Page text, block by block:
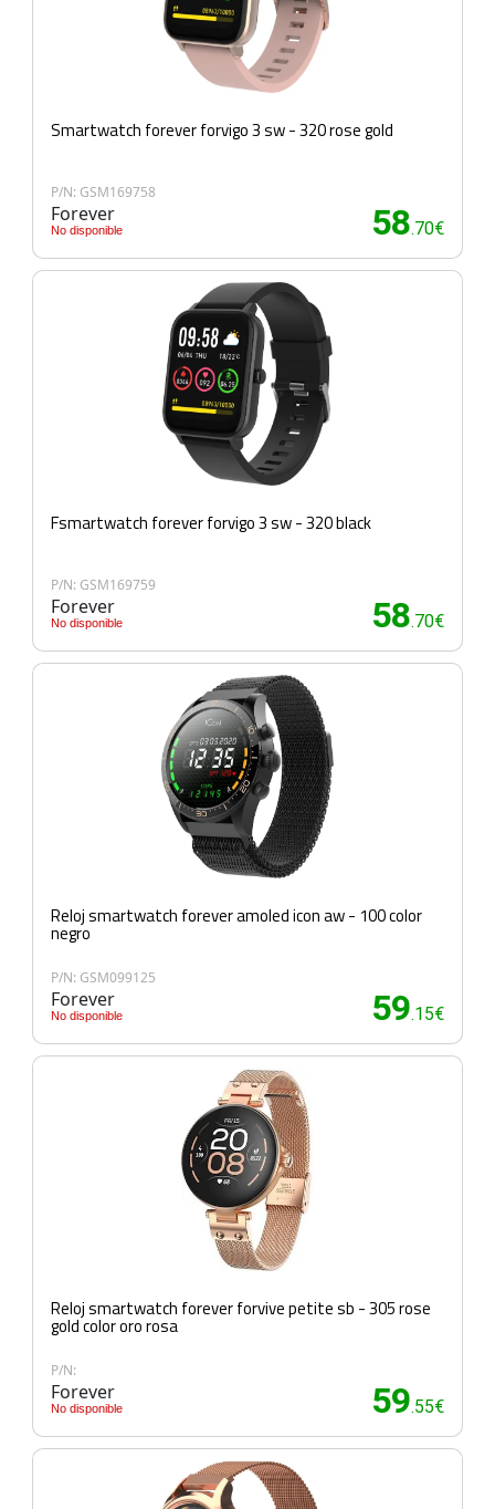
Smartwatch forever forvigo 3 sw - 320 rose gold
P/N: GSM169758
Forever
No disponible 58.70€
Fsmartwatch forever forvigo 3 sw - 320 black
P/N: GSM169759
Forever
No disponible 58.70€
Reloj smartwatch forever amoled icon aw - 100 color
negro
P/N: GSM099125
Forever
No disponible 59.15€
Reloj smartwatch forever forvive petite sb - 305 rose
gold color oro rosa
P/N:
Forever
No disponible 59.55€